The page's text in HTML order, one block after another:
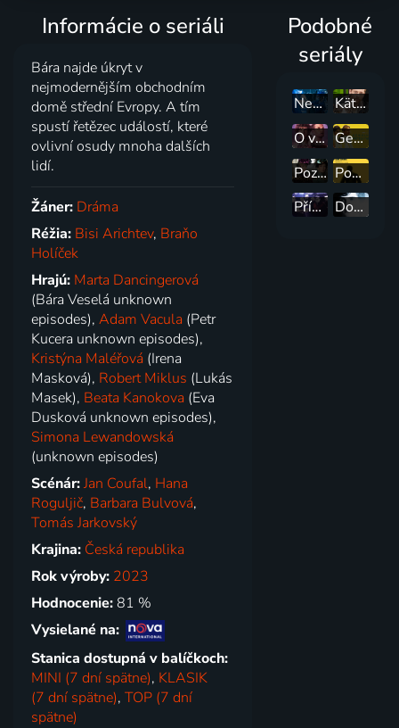
Informácie o seriáli
Bára najde úkryt v
nejmodernějším obchodním
domě střední Evropy. A tím
spustí řetězec událostí, které
ovlivní osudy mnoha dalších
lidí.
Žáner: Dráma
Réžia: Bisi Arichtev, Braňo
Holíček
Hrajú: Marta Dancingerová
(Bára Veselá unknown
episodes),Adam Vacula (Petr
Kucera unknown episodes),
Kristýna Maléřová (Irena
Masková), Robert Miklus (Lukás
Masek), Beata Kanokova (Eva
Dusková unknown episodes),
Simona Lewandowská
(unknown episodes)
Scénár:Jan Coufal, Hana
Roguljič, Barbara Bulvová,
Tomás Jarkovský
Krajina: Česká republika
Rok výroby: 2023
Hodnocenie: 81 %
Vysielané na:
Stanica dostupná v balíčkoch:
MINI (7 dní spätne), KLASIK
(7 dní spätne),TOP (7 dní
spätne)
Podobné
seriály
Nemocnica
Käthe a ja
O vílách a ztracených chlapcích
Geniálna priateľka
Pozlátený vek
Posledné obvinenie
Případy 1. oddělení
Dobrý doktor